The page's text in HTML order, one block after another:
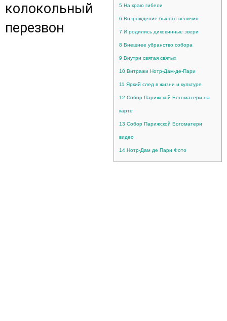
5 На краю гибели
6 Возрождение былого величия
7 И родились диковинные звери
8 Внешнее убранство собора
9 Внутри святая святых
10 Витражи Нотр-Дам-де-Пари
11 Яркий след в жизни и культуре
12 Собор Парижской Богоматери на
карте
13 Собор Парижской Богоматери
видео
14 Нотр-Дам де Пари Фото
колокольный
перезвон